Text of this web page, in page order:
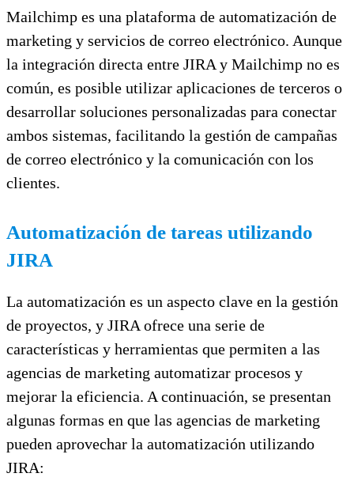
Mailchimp es una plataforma de automatización de
marketing y servicios de correo electrónico. Aunque
la integración directa entre JIRA y Mailchimp no es
común, es posible utilizar aplicaciones de terceros o
desarrollar soluciones personalizadas para conectar
ambos sistemas, facilitando la gestión de campañas
de correo electrónico y la comunicación con los
clientes.
Automatización de tareas utilizando
JIRA
La automatización es un aspecto clave en la gestión
de proyectos, y JIRA ofrece una serie de
características y herramientas que permiten a las
agencias de marketing automatizar procesos y
mejorar la eficiencia. A continuación, se presentan
algunas formas en que las agencias de marketing
pueden aprovechar la automatización utilizando
JIRA: